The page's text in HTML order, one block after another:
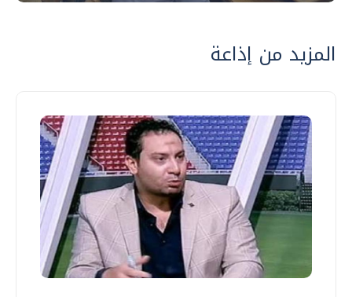
المزيد من إذاعة